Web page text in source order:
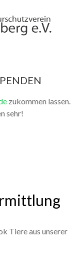
zukommen lassen.
sehr!
Tiere aus unserer